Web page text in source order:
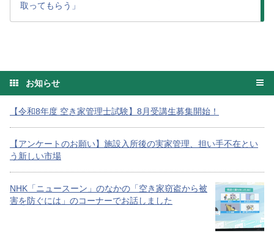
取ってもらう」
お知らせ
【令和8年度 空き家管理士試験】8月受講生募集開始！
【アンケートのお願い】施設入所後の実家管理、担い手不在とい
う新しい市場
NHK「ニュースーン」のなかの「空き家窃盗から被
害を防ぐには」のコーナーでお話しました